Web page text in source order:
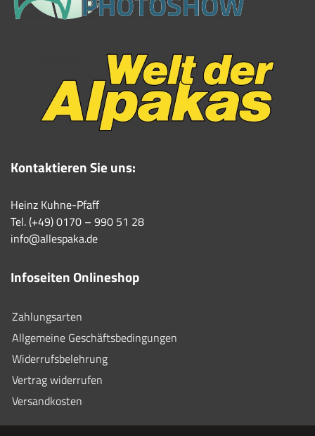
Kontaktieren Sie uns:
Heinz Kuhne-Pfaff
Tel. (+49) 0170 – 990 51 28
info@allespaka.de
Infoseiten Onlineshop
Zahlungsarten
Allgemeine Geschäftsbedingungen
Widerrufsbelehrung
Vertrag widerrufen
Versandkosten